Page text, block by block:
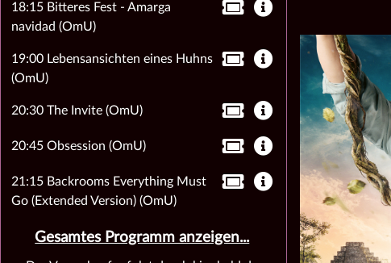
18:15 Bitteres Fest - Amarga
navidad (OmU)
19:00 Lebensansichten eines Huhns
(OmU)
20:30 The Invite (OmU)
20:45 Obsession (OmU)
21:15 Backrooms Everything Must
Go (Extended Version) (OmU)
Gesamtes Programm anzeigen...